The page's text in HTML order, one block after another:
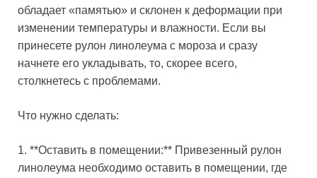
обладает «памятью» и склонен к деформации при
изменении температуры и влажности. Если вы
принесете рулон линолеума с мороза и сразу
начнете его укладывать, то, скорее всего,
столкнетесь с проблемами.
Что нужно сделать:
1. **Оставить в помещении:** Привезенный рулон
линолеума необходимо оставить в помещении, где